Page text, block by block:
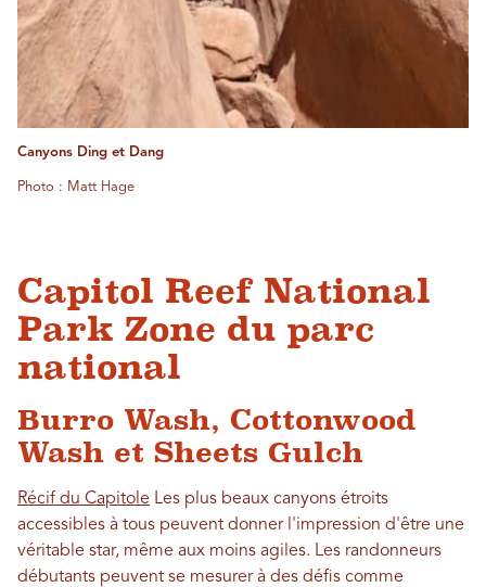
Canyons Ding et Dang
Photo : Matt Hage
Capitol Reef National
Park Zone du parc
national
Burro Wash, Cottonwood
Wash et Sheets Gulch
Récif du Capitole Les plus beaux canyons étroits
accessibles à tous peuvent donner l'impression d'être une
véritable star, même aux moins agiles. Les randonneurs
débutants peuvent se mesurer à des défis comme